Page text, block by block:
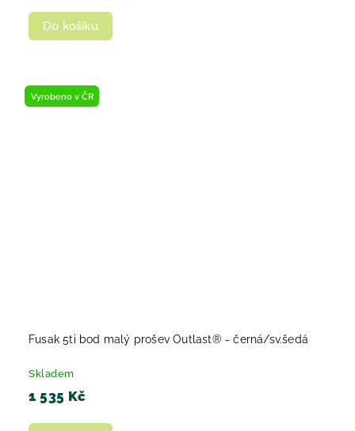
Do košíku
Vyrobeno v ČR
Fusak 5ti bod malý prošev Outlast® - černá/sv.šedá
Skladem
1 535 Kč